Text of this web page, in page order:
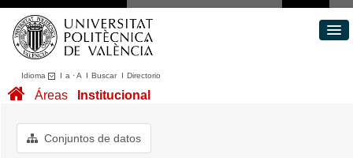
Idioma I a ·A I BuscarI Directorio
Conjuntos de datos
Acerca de
Áreas Institucional
Conjuntos de datos